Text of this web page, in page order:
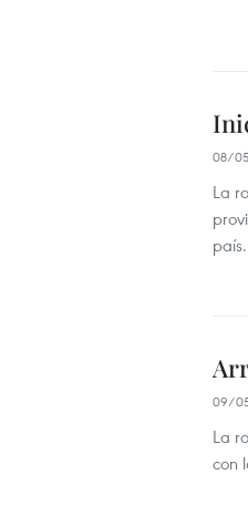
08/
La
país.
09/
La
con